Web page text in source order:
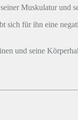
Muskulatur und
für ihn eine
und seine